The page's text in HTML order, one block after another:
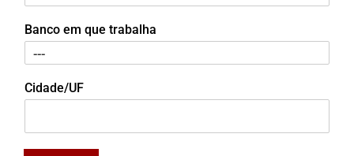
Banco em que trabalha
Cidade/UF